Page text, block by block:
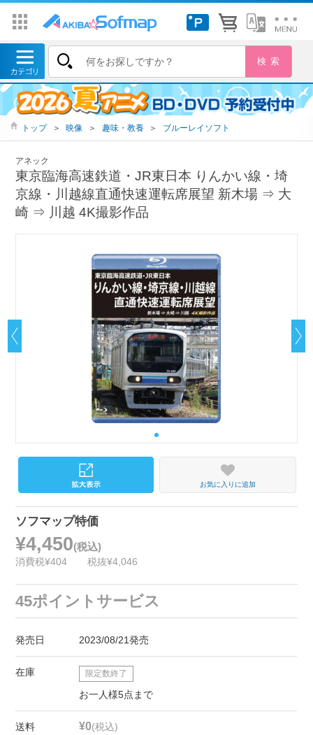
トップ ＞ 映像 ＞ 趣味・教養 ＞ ブルーレイソフト
アネック
東京臨海高速鉄道・JR東日本 りんかい線・埼
京線・川越線直通快速運転席展望 新木場 ⇒ 大
崎 ⇒ 川越 4K撮影作品
お気に入りに追加
ソフマップ特価
¥4,450(税込)
消費税¥404 税抜¥4,046
45ポイントサービス
発売日 2023/08/21発売
在庫 限定数終了
お一人様5点まで
送料 ¥0(税込)